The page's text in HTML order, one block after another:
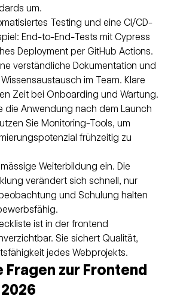
um.
Testing und eine CI/CD-
End-to-End-Tests mit Cypress
Deployment per GitHub Actions.
verständliche Dokumentation und
im Team. Klare
Zeit bei Onboarding und Wartung.
die Anwendung nach dem Launch
Sie Monitoring-Tools, um
frühzeitig zu
Weiterbildung ein. Die
verändert sich schnell, nur
und Schulung halten
ist in der frontend
Sie sichert Qualität,
jedes Webprojekts.
Fragen zur Frontend